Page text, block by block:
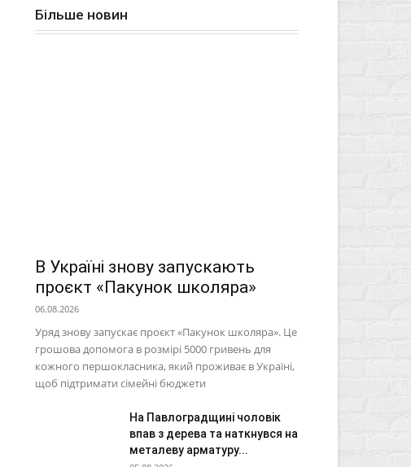
Більше новин
В Україні знову запускають
проєкт «Пакунок школяра»
06.08.2026
Уряд знову запускає проєкт «Пакунок школяра». Це
грошова допомога в розмірі 5000 гривень для
кожного першокласника, який проживає в Україні,
щоб підтримати сімейні бюджети
На Павлоградщині чоловік
впав з дерева та наткнувся на
металеву арматуру...